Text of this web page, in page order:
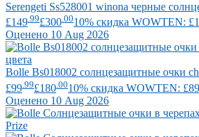
Serengeti Ss528001 winona черные
£149.99£300.0010% скидка WOWTEN:
Оценено 10 Aug 2026
Bolle Bs018002 солнцезащитные очки
£99 .99£180 .0010% скидка WOWTEN: £89
Оценено 10 Aug 2026